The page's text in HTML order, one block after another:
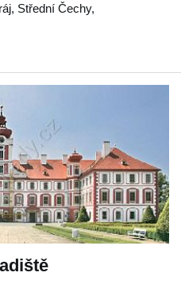
, Střední Čechy,